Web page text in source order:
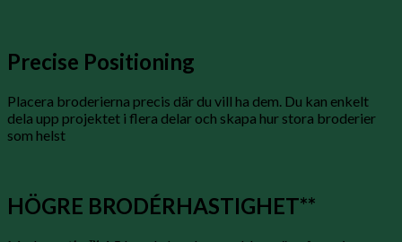
Precise Positioning
Placera broderierna precis där du vill ha dem. Du kan enkelt
dela upp projektet i flera delar och skapa hur stora broderier
som helst
HÖGRE BRODÉRHASTIGHET**